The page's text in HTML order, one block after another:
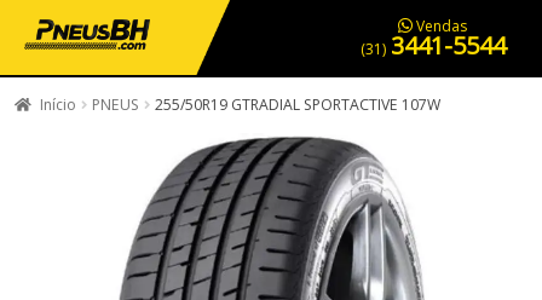
PNEUS EM OFERTA SERVIÇOS AUTOMOTIVOS NOSSA LOJA
Vendas
(31) 3441-5544
Início PNEUS 255/50R19 GTRADIAL SPORTACTIVE 107W